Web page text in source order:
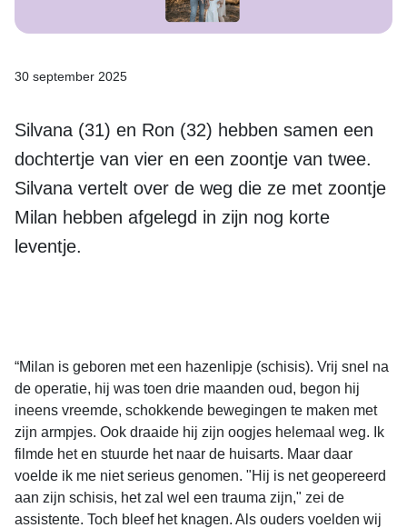
30 september 2025
Silvana (31) en Ron (32) hebben samen een
dochtertje van vier en een zoontje van twee.
Silvana vertelt over de weg die ze met zoontje
Milan hebben afgelegd in zijn nog korte
leventje.
“Milan is geboren met een hazenlipje (schisis). Vrij snel na
de operatie, hij was toen drie maanden oud, begon hij
ineens vreemde, schokkende bewegingen te maken met
zijn armpjes. Ook draaide hij zijn oogjes helemaal weg. Ik
filmde het en stuurde het naar de huisarts. Maar daar
voelde ik me niet serieus genomen. "Hij is net geopereerd
aan zijn schisis, het zal wel een trauma zijn," zei de
assistente. Toch bleef het knagen. Als ouders voelden wij